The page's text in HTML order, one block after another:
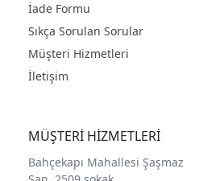
İade Formu
Sıkça Sorulan Sorular
Müşteri Hizmetleri
İletişim
MÜŞTERİ HİZMETLERİ
Bahçekapı Mahallesi Şaşmaz